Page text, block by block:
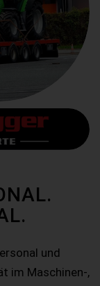
und
im Maschinen-,